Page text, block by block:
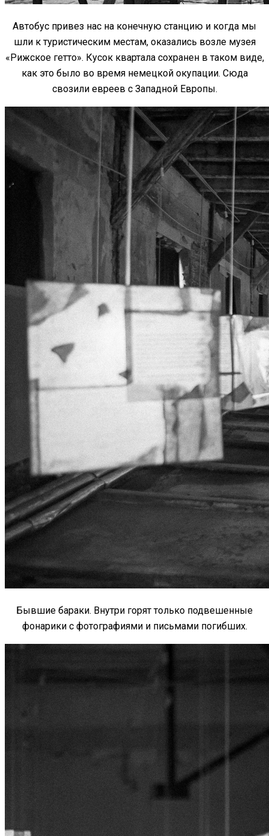
Автобус привез нас на конечную станцию и когда мы
шли к туристическим местам, оказались возле музея
«Рижское гетто». Кусок квартала сохранен в таком виде,
как это было во время немецкой окупации. Сюда
свозили евреев с Западной Европы.
Бывшие бараки. Внутри горят только подвешенные
фонарики с фотографиями и письмами погибших.